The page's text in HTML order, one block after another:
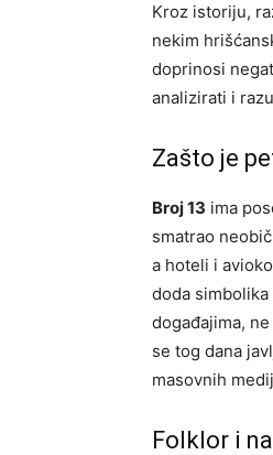
Kroz istoriju,
nekim
doprinosi
analizirati i
Zašto je
Broj 13 ima
smatrao
a hoteli i
doda
događajima,
se tog dana
masovnih
Folklor i